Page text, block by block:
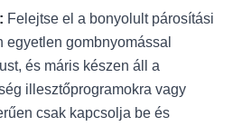
Felejtse el a bonyolult párosítási
egyetlen gombnyomással
és máris készen áll a
illesztőprogramokra vagy
csak kapcsolja be és